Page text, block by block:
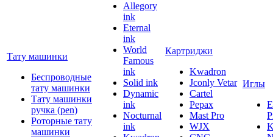
Тату машинки
Беспроводные
тату машинки
Тату машинки
ручка (pen)
Роторные тату
машинки
Allegory
ink
Eternal
ink
World
Famous
ink
Solid ink
Dynamic
ink
Nocturnal
ink
Картриджи
Kwadron
Jconly Vetar
Cartel
Pepax
Mast Pro
WJX
Иглы